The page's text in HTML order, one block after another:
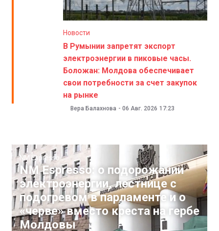
Новости
В Румынии запретят экспорт
электроэнергии в пиковые часы.
Боложан: Молдова обеспечивает
свои потребности за счет закупок
на рынке
Вера Балахнова - 06 Авг. 2026 17:23
NM Espresso
NM Espresso: о подорожании
электроэнергии, лестнице с
подогревом в парламенте и о
«черве» вместо креста на гербе
Молдовы